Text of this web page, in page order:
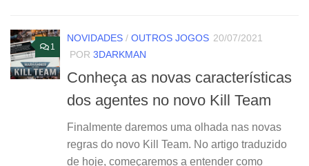
1
NOVIDADES / OUTROS JOGOS 20/07/2021
POR 3DARKMAN
Conheça as novas características
dos agentes no novo Kill Team
Finalmente daremos uma olhada nas novas
regras do novo Kill Team. No artigo traduzido
de hoje, começaremos a entender como